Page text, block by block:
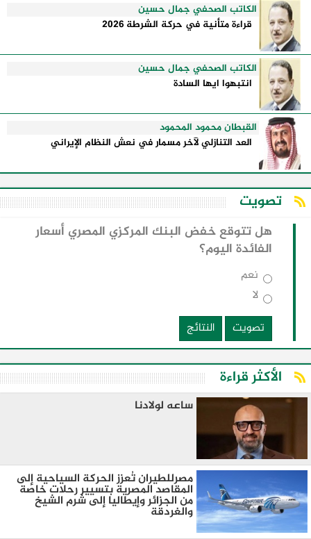
الكاتب الصحفي جمال حسين
قراءة متأنية في حركة الشرطة 2026
الكاتب الصحفي جمال حسين
انتبهوا ايها السادة
القبطان محمود المحمود
العد التنازلي لآخر مسمار في نعش النظام الإيراني
تصويت
هل تتوقع خفض البنك المركزي المصري أسعار
الفائدة اليوم؟
نعم
لا
تصويت
النتائج
الأكثر قراءة
ساعه لولادنا
مصرللطيران تُعزز الحركة السياحية إلى
المقاصد المصرية بتسيير رحلات خاصة
من الجزائر وإيطاليا إلى شرم الشيخ
والغردقة